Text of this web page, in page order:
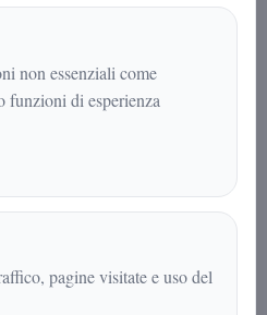
al percorso politico
il territorio: dal
nuova sfida al
non essenziali come
funzioni di esperienza
pagine visitate e uso del